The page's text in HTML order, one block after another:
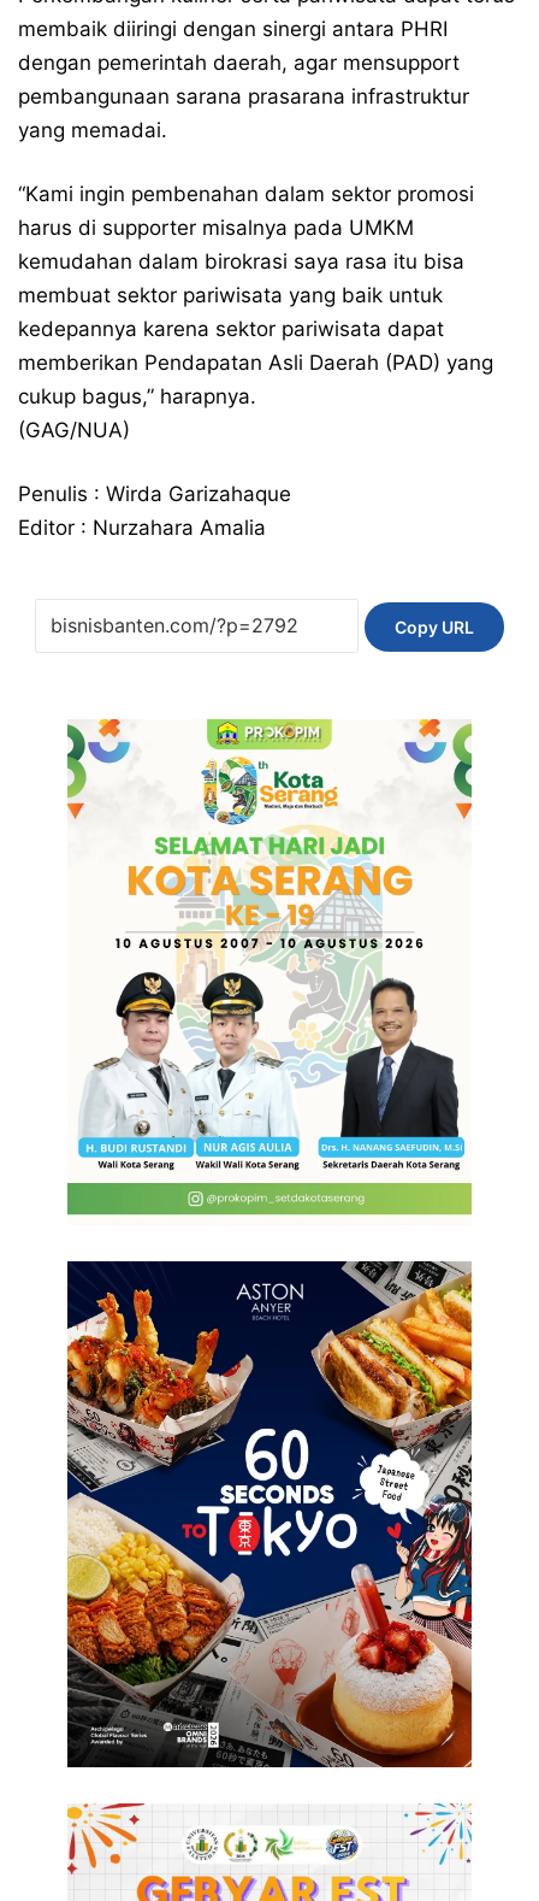
membaik diiringi dengan sinergi antara PHRI
dengan pemerintah daerah, agar mensupport
pembangunaan sarana prasarana infrastruktur
yang memadai.
“Kami ingin pembenahan dalam sektor promosi
harus di supporter misalnya pada UMKM
kemudahan dalam birokrasi saya rasa itu bisa
membuat sektor pariwisata yang baik untuk
kedepannya karena sektor pariwisata dapat
memberikan Pendapatan Asli Daerah (PAD) yang
cukup bagus,” harapnya.
(GAG/NUA)
Penulis : Wirda Garizahaque
Editor : Nurzahara Amalia
Copy URL